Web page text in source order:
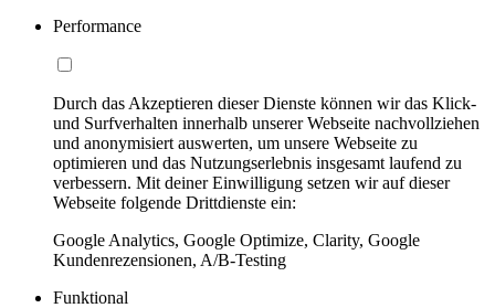
Performance
Durch das Akzeptieren dieser Dienste können wir das Klick-
und Surfverhalten innerhalb unserer Webseite nachvollziehen
und anonymisiert auswerten, um unsere Webseite zu
optimieren und das Nutzungserlebnis insgesamt laufend zu
verbessern. Mit deiner Einwilligung setzen wir auf dieser
Webseite folgende Drittdienste ein:
Google Analytics, Google Optimize, Clarity, Google
Kundenrezensionen, A/B-Testing
Funktional